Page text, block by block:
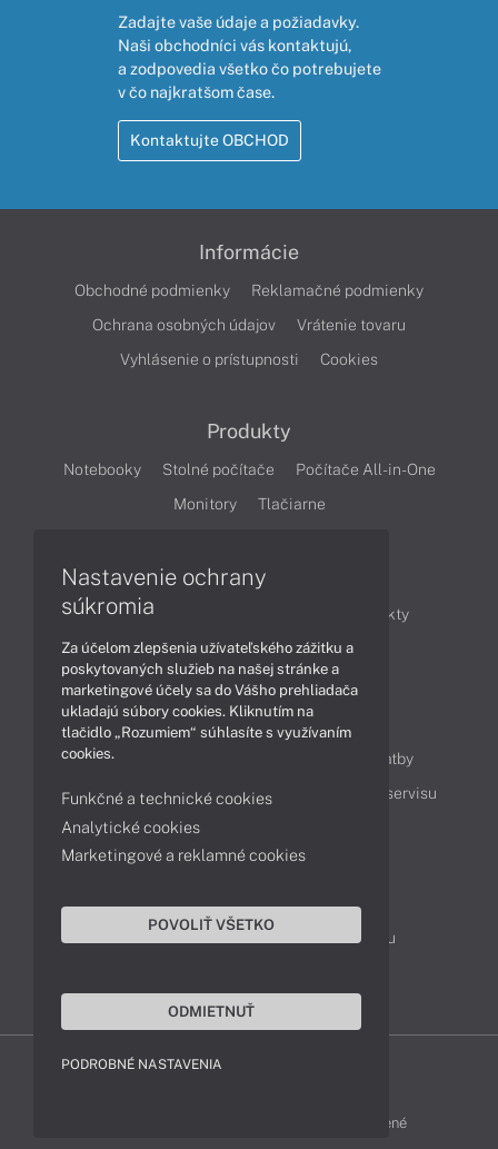
Zadajte vaše údaje a požiadavky.
Naši obchodníci vás kontaktujú,
a zodpovedia všetko čo potrebujete
v čo najkratšom čase.
Kontaktujte OBCHOD
Informácie
Obchodné podmienky
Reklamačné podmienky
Ochrana osobných údajov
Vrátenie tovaru
Vyhlásenie o prístupnosti
Cookies
Produkty
Notebooky Stolné počítače
Počítače All-in-One
Monitory
Tlačiarne
Články
Obchodné informácie
Produkty
Technológie
Videá
Obsah
Ako nakupovať
Možnosti doručenia a platby
Podpora a servis
Servisné služby Cenník servisu
Kontakty
043 4224 771
Obchodné oddelenie
Reklamácia tovaru
HP-SHOP © 2012 - 2026 Všetky práva vyhradené
Nastavenie ochrany
súkromia
Za účelom zlepšenia užívateľského zážitku a
poskytovaných služieb na našej stránke a
marketingové účely sa do Vášho prehliadača
ukladajú súbory cookies. Kliknutím na
tlačidlo „Rozumiem“ súhlasíte s využívaním
cookies.
Funkčné a technické cookies
Analytické cookies
Marketingové a reklamné cookies
POVOLIŤ VŠETKO
ODMIETNUŤ
PODROBNÉ NASTAVENIA